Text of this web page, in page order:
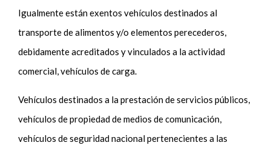
Igualmente están exentos vehículos destinados al
transporte de alimentos y/o elementos perecederos,
debidamente acreditados y vinculados a la actividad
comercial, vehículos de carga.
Vehículos destinados a la prestación de servicios públicos,
vehículos de propiedad de medios de comunicación,
vehículos de seguridad nacional pertenecientes a las